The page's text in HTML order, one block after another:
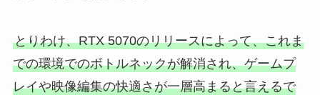
とりわけ、RTX 5070のリリースによって、これま
での環境でのボトルネックが解消され、ゲームプ
レイや映像編集の快適さが一層高まると言えるで